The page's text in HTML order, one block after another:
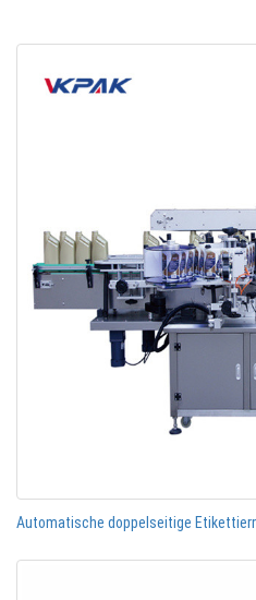
Automatische doppelseitige